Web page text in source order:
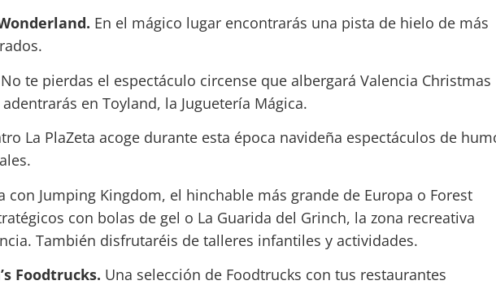
En el mágico lugar encontrarás una pista de hielo de más
No te pierdas el espectáculo circense que albergará Valencia Christmas
en Toyland, la Juguetería Mágica.
La PlaZeta acoge durante esta época navideña espectáculos de
con Jumping Kingdom, el hinchable más grande de Europa o Forest
con bolas de gel o La Guarida del Grinch, la zona recreativa
También disfrutaréis de talleres infantiles y actividades.
Foodtrucks. Una selección de Foodtrucks con tus restaurantes